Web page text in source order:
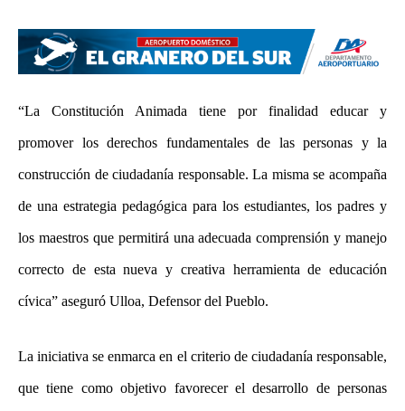
“La Constitución Animada tiene por finalidad educar y
promover los derechos fundamentales de las personas y la
construcción de ciudadanía responsable. La misma se acompaña
de una estrategia pedagógica para los estudiantes, los padres y
los maestros que permitirá una adecuada comprensión y manejo
correcto de esta nueva y creativa herramienta de educación
cívica” aseguró Ulloa, Defensor del Pueblo.
La iniciativa se enmarca en el criterio de ciudadanía responsable,
que tiene como objetivo favorecer el desarrollo de personas